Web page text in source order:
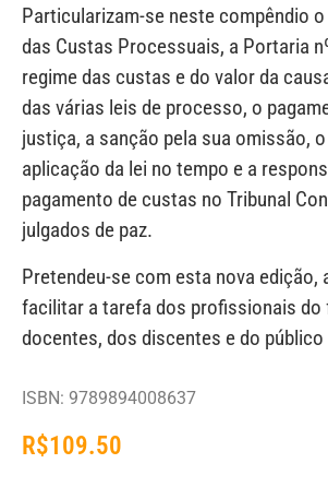
Particularizam-se neste compêndio
das Custas Processuais, a Portaria
regime das custas e do valor da
das várias leis de processo, o
justiça, a sanção pela sua omissão,
aplicação da lei no tempo e a
pagamento de custas no Tribunal
julgados de paz.
Pretendeu-se com esta nova edição,
facilitar a tarefa dos profissionais do
docentes, dos discentes e do público
ISBN: 9789894008637
R$109.50